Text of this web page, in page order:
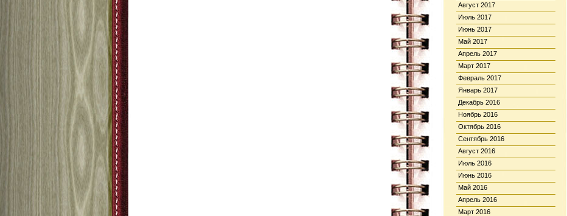
Август 2017
Июль 2017
Июнь 2017
Май 2017
Апрель 2017
Март 2017
Февраль 2017
Январь 2017
Декабрь 2016
Ноябрь 2016
Октябрь 2016
Сентябрь 2016
Август 2016
Июль 2016
Июнь 2016
Май 2016
Апрель 2016
Март 2016